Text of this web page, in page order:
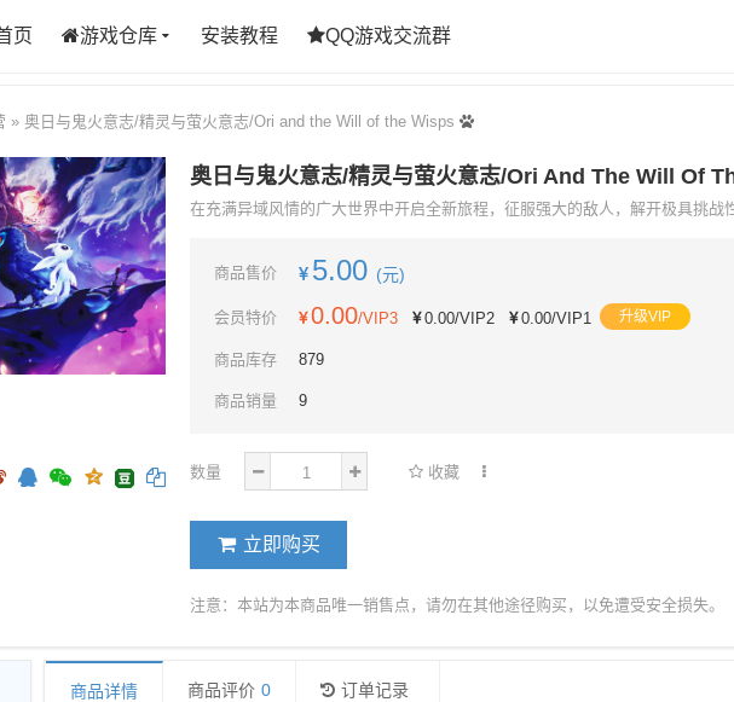
页 游戏仓库 安装教程 QQ游戏交流群
» 奥日与鬼火意志/精灵与萤火意志/Ori and the Will of the Wisps
奥日与鬼火意志/精灵与萤火意志/Ori And The Will Of
在充满异域风情的广大世界中开启全新旅程，征服强大的敌人，解开极具挑战
商品售价 5.00 (元)
会员特价 0.00/VIP3 0.00/VIP2 0.00/VIP1 升级VIP
商品库存 879
商品销量 9
数量 收藏
立即购买
注意：本站为本商品唯一销售点，请勿在其他途径购买，以免遭受安全损失。
商品详情 商品评价 0 订单记录